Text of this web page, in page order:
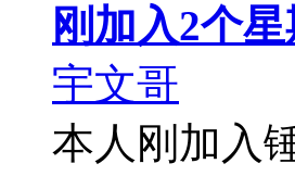
刚加入2个
宇文哥
本人刚加入